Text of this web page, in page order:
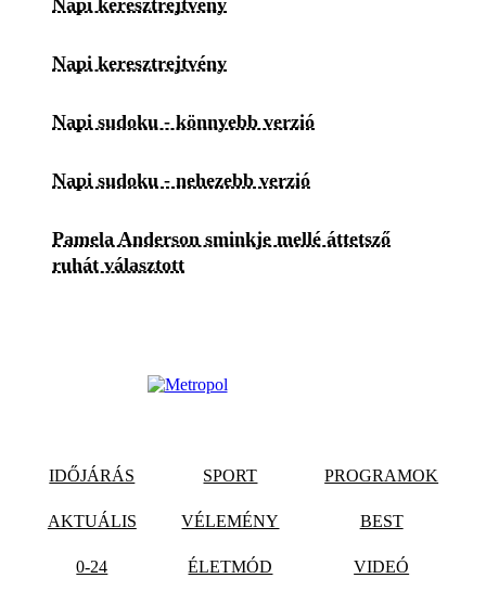
Napi keresztrejtvény
Napi sudoku - könnyebb verzió
Napi sudoku - nehezebb verzió
Pamela Anderson sminkje mellé áttetsző
ruhát választott
IDŐJÁRÁS SPORT PROGRAMOK
AKTUÁLIS VÉLEMÉNY BEST
0-24 ÉLETMÓD VIDEÓ